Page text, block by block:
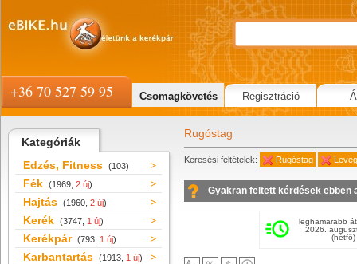
Kategóriák
Edzés, Fitness (103)
Fék (1969, 2 új)
Hajtás (1960, 2 új)
Kerék (3747, 1 új)
Kerékpár (793, 1 új)
Karbantartás (1913, 1 új)
Rugóstag
Keresési feltételek: Rugóstag
Gyakran feltett kérdések ebben
leghamarabb
2026.
(hétfő)
+36 70 527 59 95 Csomagkövetés Regisztráció